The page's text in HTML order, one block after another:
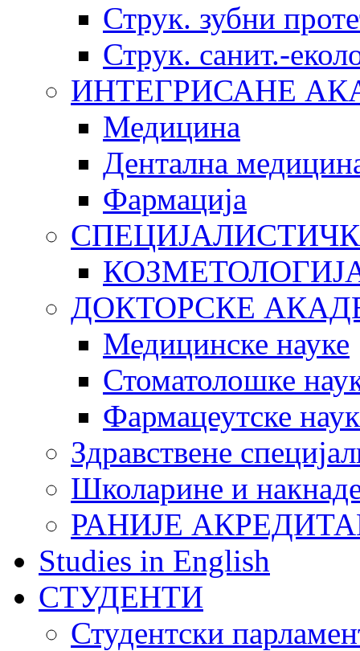
Струк. зубни
Струк. санит.-
ИНТЕГРИСАНЕ
Медицина
Дентална
Фармација
ДОКТОРСКЕ
Медицинске науке
Стоматолошке
Фармацеутске
Здравствене
Школарине и
РАНИЈЕ
Studies in English
СТУДЕНТИ
Студентски